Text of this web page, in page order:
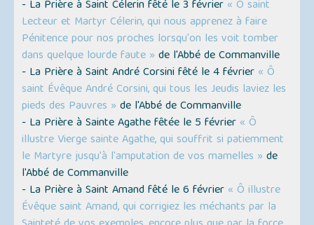
- La Prière à Saint Célerin fêté le 3 février « Ô saint
Lecteur et Martyr Célerin, qui nous apprenez à faire
Pénitence pour nos proches lorsqu'on les voit tomber
dans quelque lourde faute » de l'Abbé de Commanville
- La Prière à Saint André Corsini fêté le 4 février « Ô
saint Évêque André Corsini, qui tous les Jeudis laviez les
pieds des Pauvres » de l'Abbé de Commanville
- La Prière à Sainte Agathe fêtée le 5 février « Ô
illustre Vierge sainte Agathe, qui souffrit si patiemment
le Martyre jusqu'à l'amputation de vos mamelles » de
l'Abbé de Commanville
- La Prière à Saint Amand fêté le 6 février « Ô illustre
Évêque saint Amand, qui corrigiez les méchants par la